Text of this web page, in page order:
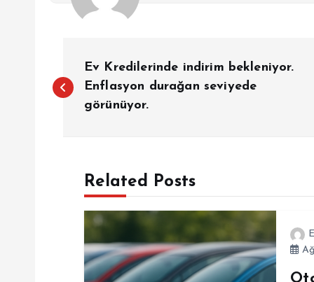
a
Ev Kredilerinde indirim bekleniyor.
Enflasyon durağan seviyede
görünüyor.
Related Posts